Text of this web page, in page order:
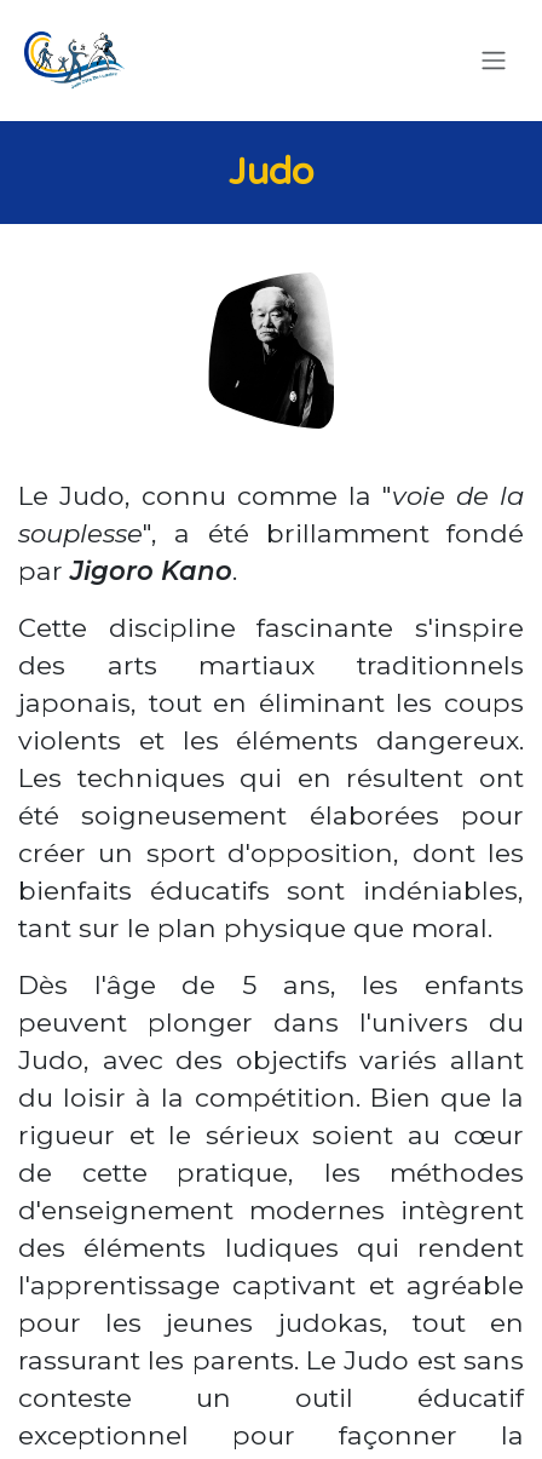
Jud​o
Le Judo, connu comme la "voie de la
souplesse", a été brillamment fondé
parJigoro Kano.
Cette discipline fascinante s'inspire
des arts martiaux traditionnels
japonais, tout en éliminant les coups
violents et les éléments dangereux.
Les techniques qui en résultent ont
été soigneusement élaborées pour
créer un sport d'opposition, dont les
bienfaits éducatifs sont indéniables,
tant sur le plan physique que moral.
Dès l'âge de 5 ans, les enfants
peuvent plonger dans l'univers du
Judo, avec des objectifs variés allant
du loisir à la compétition. Bien que la
rigueur et le sérieux soient au cœur
de cette pratique, les méthodes
d'enseignement modernes intègrent
des éléments ludiques qui rendent
l'apprentissage captivant et agréable
pour les jeunes judokas, tout en
rassurant les parents. Le Judo est sans
conteste un outil éducatif
exceptionnel pour façonner la